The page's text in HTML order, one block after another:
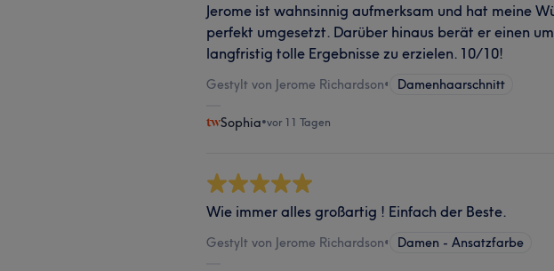
Jerome ist wahnsinnig aufmerksam und hat meine
perfekt umgesetzt. Darüber hinaus berät er einen
langfristig tolle Ergebnisse zu erzielen. 10/10!
Gestylt von Jerome Richardson• Damenhaarschnitt
Sophia•vor 11 Tagen
Wie immer alles großartig ! Einfach der Beste.
Gestylt von Jerome Richardson• Damen - Ansatzfarbe